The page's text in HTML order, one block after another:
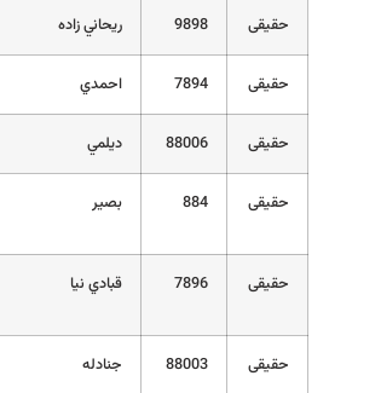
حقیقی 9898 ريحاني زاده
حقیقی 7894 احمدي
حقیقی 88006 ديلمي
حقیقی 884 بصير
حقیقی 7896 قبادي نيا
حقیقی 88003 جنادله